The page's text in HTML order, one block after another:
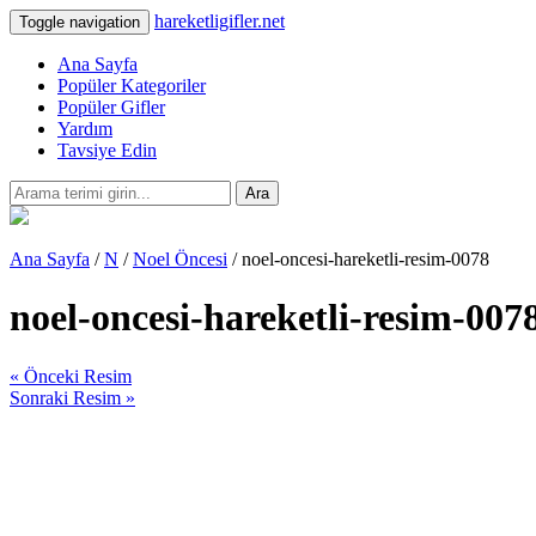
Toggle navigation hareketligifler.net
Ana Sayfa
Popüler Kategoriler
Popüler Gifler
Yardım
Tavsiye Edin
Ara
Ana Sayfa /N /Noel Öncesi / noel-oncesi-hareketli-resim-0078
noel-oncesi-hareketli-resim-
« Önceki Resim
Sonraki Resim »